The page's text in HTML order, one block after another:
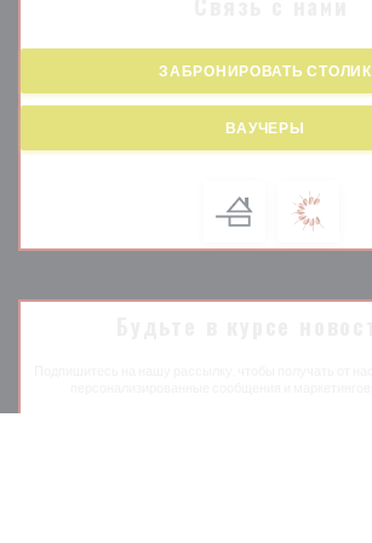
ЗАБРОНИРОВАТЬ СТОЛИК
ВАУЧЕРЫ